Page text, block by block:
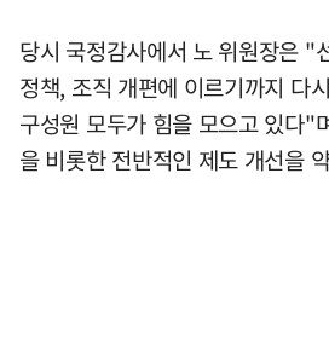
당시 국정감사에서 노 위원장은 "
정책, 조직 개편에 이르기까지 다
구성원 모두가 힘을 모으고 있다"
을 비롯한 전반적인 제도 개선을